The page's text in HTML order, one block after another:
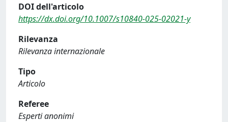
DOI dell'articolo
https://dx.doi.org/10.1007/s10840-025-02021-y
Rilevanza
Rilevanza internazionale
Tipo
Articolo
Referee
Esperti anonimi